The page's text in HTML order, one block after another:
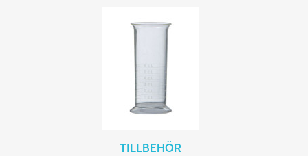
TILLBEHÖR